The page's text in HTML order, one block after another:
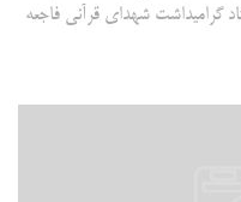
شهدای قرآنی فاجعه